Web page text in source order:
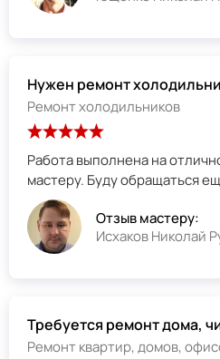
Нужен ремонт
Ремонт холодильников
Работа выполнена на
мастеру. Буду обращаться
Отзыв мастеру:
Исхаков Николай
Требуется ремонт дома,
Ремонт квартир, домов,